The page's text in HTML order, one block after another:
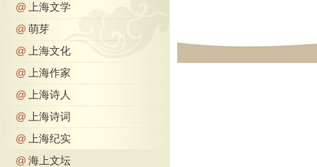
@
上海文学
@ 萌芽
@
上海文化
@
上海作家
@
上海诗人
@
上海诗词
@
上海纪实
@ 海上文坛